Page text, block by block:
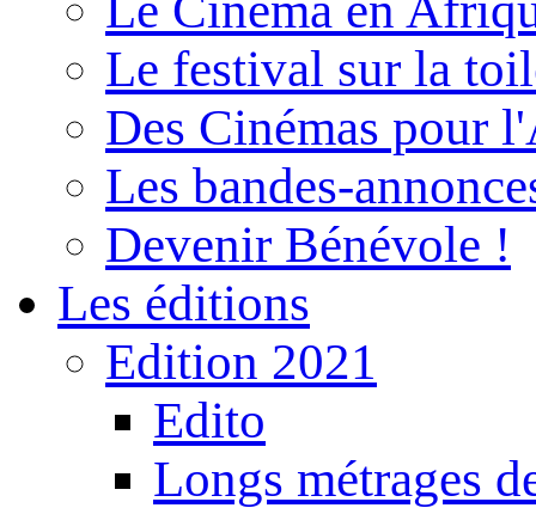
Le festival sur la
Des Cinémas pour
Les bandes-
Devenir Bénévole !
Les éditions
Edition 2021
Edito
Longs métrages